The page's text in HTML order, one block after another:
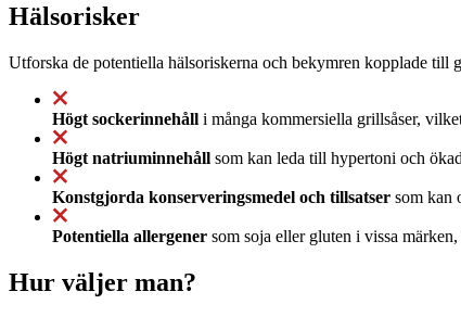
Hälsorisker
Utforska de potentiella hälsoriskerna och bekymren kopplade till
Högt sockerinnehåll i många kommersiella grillsåser,
Högt natriuminnehåll som kan leda till hypertoni och
Konstgjorda konserveringsmedel och tillsatser som kan
Potentiella allergener som soja eller gluten i vissa
Hur väljer man?